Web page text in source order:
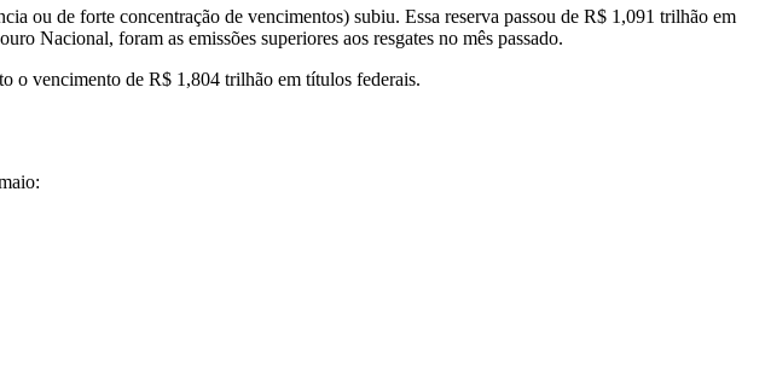
ou de forte concentração de vencimentos) subiu. Essa reserva passou de R$ 1,091 trilhão em
Nacional, foram as emissões superiores aos resgates no mês passado.
o vencimento de R$ 1,804 trilhão em títulos federais.